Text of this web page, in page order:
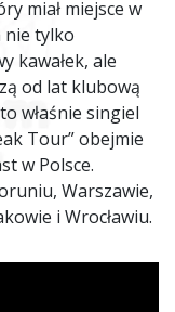
miał miejsce w
nie tylko
kawałek, ale
od lat klubową
właśnie singiel
Tour” obejmie
w Polsce.
Warszawie,
i Wrocławiu.